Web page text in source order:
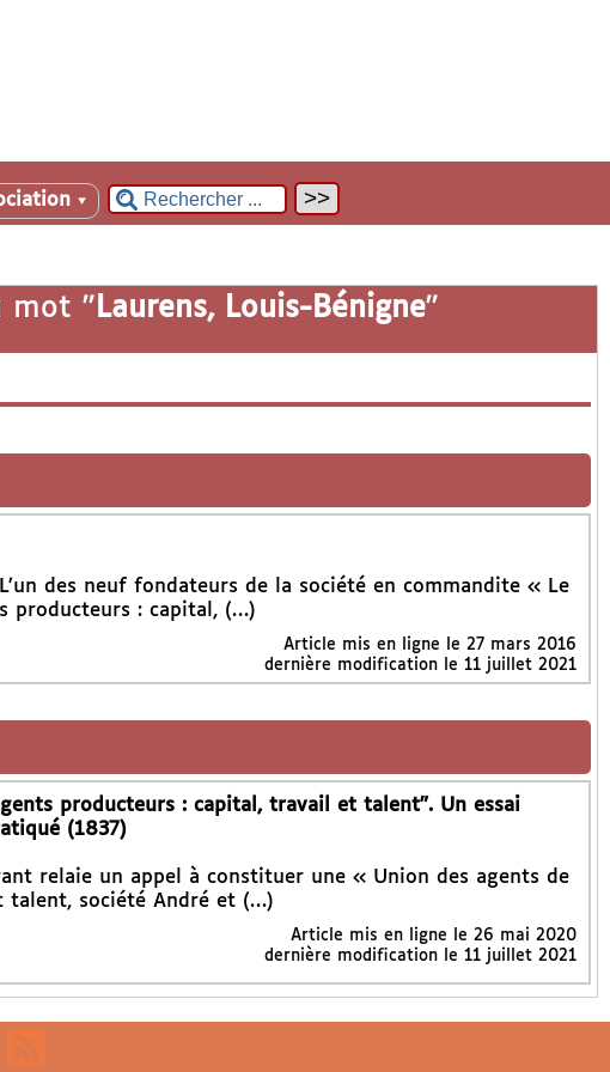
▼
mot " Laurens, Louis-Bénigne"
des neuf fondateurs de la société en commandite « Le
producteurs : capital, (…)
Article mis en ligne le 27 mars 2016
dernière modification le 11 juillet 2021
producteurs : capital, travail et talent". Un essai
(1837)
relaie un appel à constituer une « Union des agents de
talent, société André et (…)
Article mis en ligne le 26 mai 2020
dernière modification le 11 juillet 2021